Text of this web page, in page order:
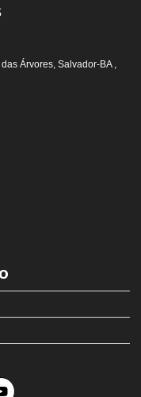
Árvores, Salvador-BA ,